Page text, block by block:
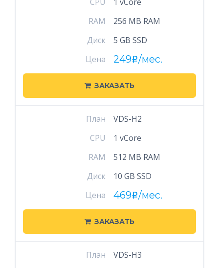
RAM
256 MB RAM
Диск
5 GB SSD
Цена
249i/мес.
ЗАКАЗАТЬ
План
VDS-H2
CPU
1 vCore
RAM
512 MB RAM
Диск
10 GB SSD
Цена
469i/мес.
ЗАКАЗАТЬ
План
VDS-H3